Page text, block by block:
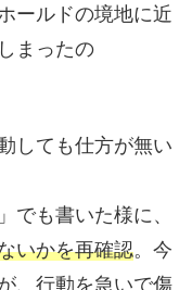
ールドの境地に近
まったの
しても仕方が無い
でも書いた様に、
いかを再確認。今
、行動を急いで傷